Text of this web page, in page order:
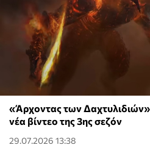
«Άρχοντας των
νέα βίντεο της 3ης σεζόν
29.07.2026 13:38